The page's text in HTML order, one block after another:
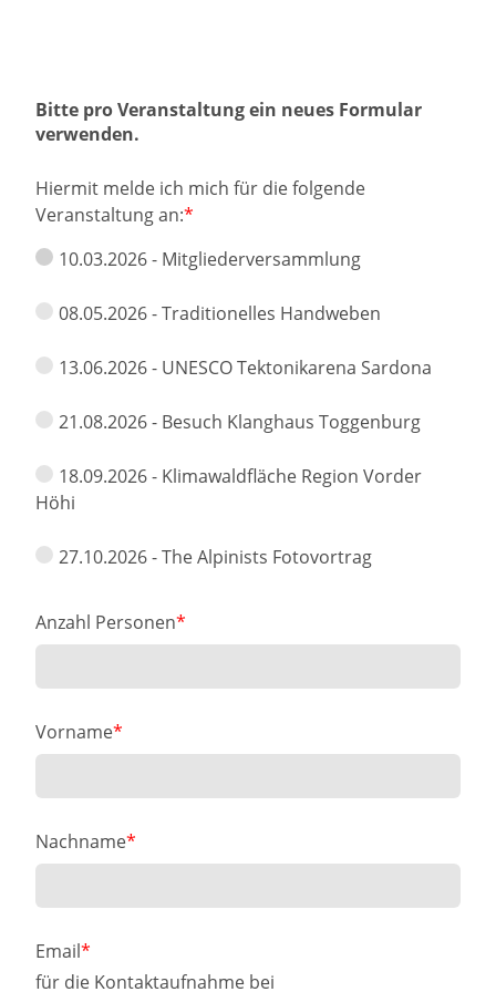
Bitte pro Veranstaltung ein neues Formular
verwenden.
Hiermit melde ich mich für die folgende
Veranstaltung an:
10.03.2026 - Mitgliederversammlung
08.05.2026 - Traditionelles Handweben
13.06.2026 - UNESCO Tektonikarena Sardona
21.08.2026 - Besuch Klanghaus Toggenburg
18.09.2026 - Klimawaldfläche Region Vorder
Höhi
27.10.2026 - The Alpinists Fotovortrag
Anzahl Personen
Vorname
Nachname
Email
für die Kontaktaufnahme bei